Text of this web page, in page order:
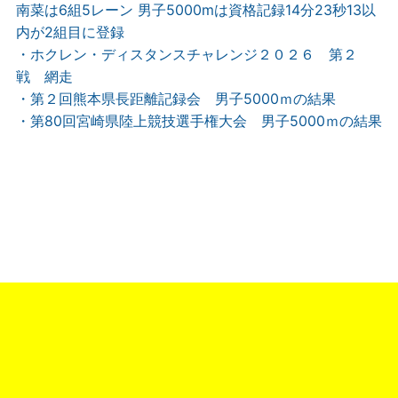
南菜は6組5レーン 男子5000mは資格記録14分23秒13以
内が2組目に登録
・ホクレン・ディスタンスチャレンジ２０２６ 第２
戦 網走
・第２回熊本県長距離記録会 男子5000ｍの結果
・第80回宮崎県陸上競技選手権大会 男子5000ｍの結果